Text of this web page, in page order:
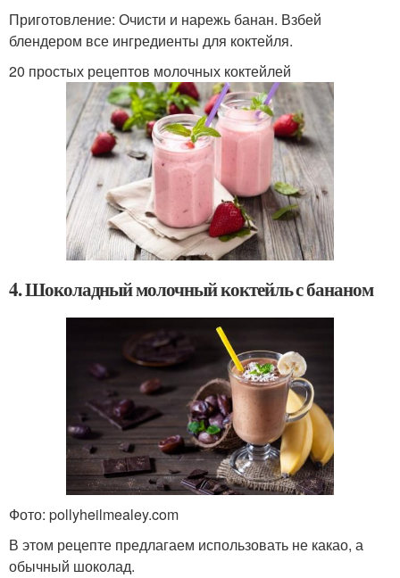
Приготовление: Очисти и нарежь банан. Взбей
блендером все ингредиенты для коктейля.
20 простых рецептов молочных коктейлей
4. Шоколадный молочный коктейль с бананом
Фото: pollyheilmealey.com
В этом рецепте предлагаем использовать не какао, а
обычный шоколад.